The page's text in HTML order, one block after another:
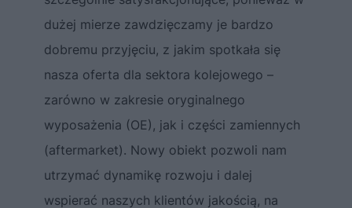
dużej mierze zawdzięczamy je bardzo
dobremu przyjęciu, z jakim spotkała się
nasza oferta dla sektora kolejowego –
zarówno w zakresie oryginalnego
wyposażenia (OE), jak i części zamiennych
(aftermarket). Nowy obiekt pozwoli nam
utrzymać dynamikę rozwoju i dalej
wspierać naszych klientów jakością, na